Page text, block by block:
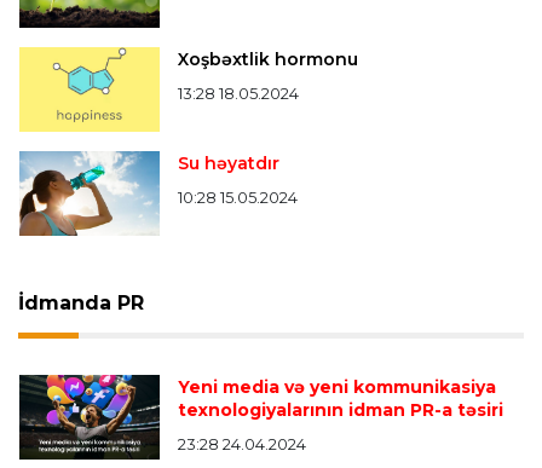
Xoşbəxtlik hormonu
13:28 18.05.2024
Su həyatdır
10:28 15.05.2024
İdmanda PR
Yeni media və yeni kommunikasiya
texnologiyalarının idman PR-a təsiri
23:28 24.04.2024